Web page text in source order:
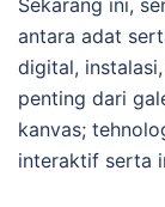
Sekarang ini,
antara adat
digital,
penting dari
kanvas;
interaktif serta